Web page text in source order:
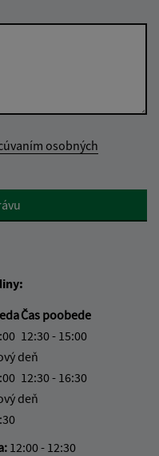
osobných
Čas poobede
12:30 - 15:00
deň
12:30 - 16:30
deň
12:00 - 12:30